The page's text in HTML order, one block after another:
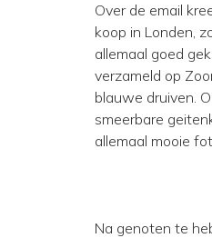
Over de email
koop in Londen,
allemaal goed
verzameld op
blauwe druiven.
smeerbare
allemaal mooie
Na genoten te